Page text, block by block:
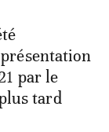
par le
tard